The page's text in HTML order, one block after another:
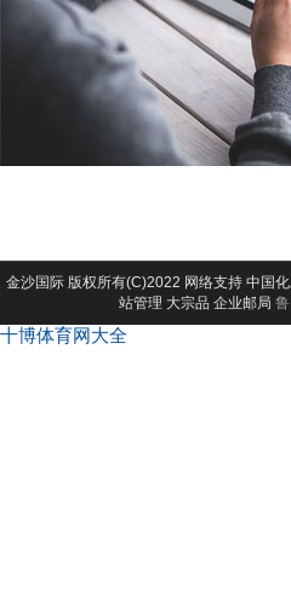
金沙国际 版权所有(C)2022 网络支持 中国
站管理 大宗品 企业邮局
十博体育网大全